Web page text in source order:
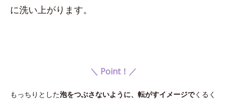
に洗い上がります。
＼ Point！／
もっちりとした泡をつぶさないように、転がすイメージでくるく